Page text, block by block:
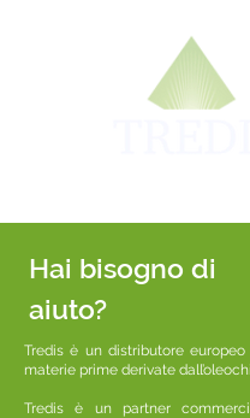
Hai bisogno di
aiuto?
Tredis è un distributore
materie prime derivate
Tredis è un partner